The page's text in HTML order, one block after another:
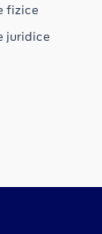
fizice
juridice